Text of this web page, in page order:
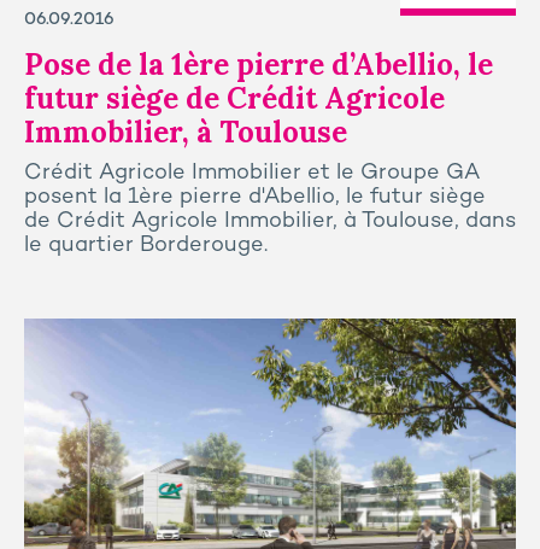
06.09.2016
Pose de la 1ère pierre d’Abellio, le
futur siège de Crédit Agricole
Immobilier, à Toulouse
Crédit Agricole Immobilier et le Groupe GA
posent la 1ère pierre d'Abellio, le futur siège
de Crédit Agricole Immobilier, à Toulouse, dans
le quartier Borderouge.